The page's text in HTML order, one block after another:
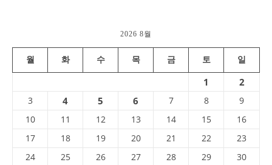
2026 8월
월 화 수 목 금 토 일
1 2
3 4 5 6 7 8
9
10
11 12 13 14 15
16
17
18 19 20 21 22
23
24
25 26 27 28 29 30